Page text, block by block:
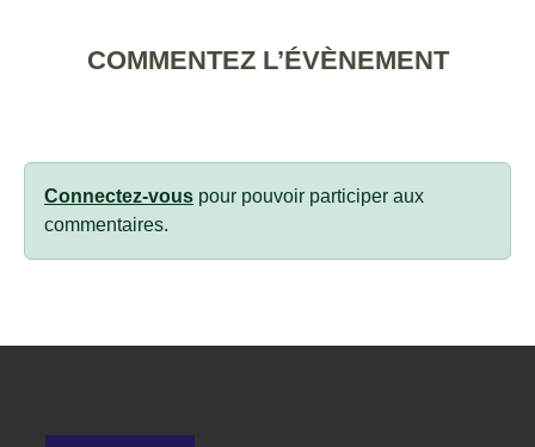
COMMENTEZ L’ÉVÈNEMENT
Connectez-vous pour pouvoir participer aux
commentaires.